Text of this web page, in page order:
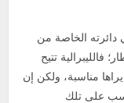
دائرته الخاصة من
فالليبرالية تتيح
مناسبة، ولكن إن
على تلك